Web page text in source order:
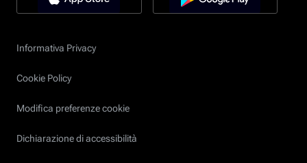
Informativa Privacy
Cookie Policy
Modifica preferenze cookie
Dichiarazione di accessibilità